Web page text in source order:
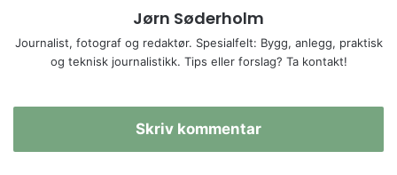
Jørn Søderholm
Journalist, fotograf og redaktør. Spesialfelt: Bygg, anlegg, praktisk
og teknisk journalistikk. Tips eller forslag? Ta kontakt!
Skriv kommentar